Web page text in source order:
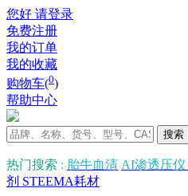
您好 请登录
免费注册
我的订单
我的收藏
购物车(0)
帮助中心
搜索
热门搜索 : 胎牛血清 AI渗透压仪
剂 STEEMA耗材